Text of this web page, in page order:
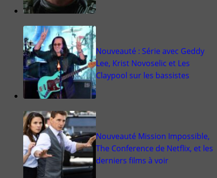
Nouveauté : Série avec Geddy
Lee, Krist Novoselic et Les
Claypool sur les bassistes
Nouveauté Mission Impossible,
The Conference de Netflix, et les
derniers films à voir